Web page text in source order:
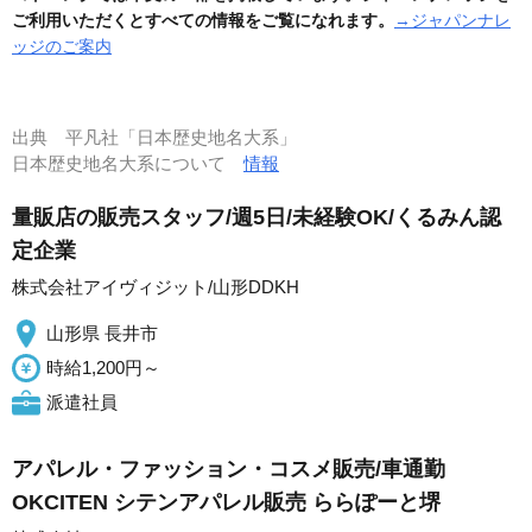
ご利用いただくとすべての情報をご覧になれます。
→ジャパンナレ
ッジのご案内
出典 平凡社「日本歴史地名大系」
日本歴史地名大系について情報
量販店の販売スタッフ/週5日/未経験OK/くるみん認
定企業
株式会社アイヴィジット/山形DDKH
山形県 長井市
時給1,200円～
派遣社員
アパレル・ファッション・コスメ販売/車通勤
OKCITEN シテンアパレル販売 ららぽーと堺